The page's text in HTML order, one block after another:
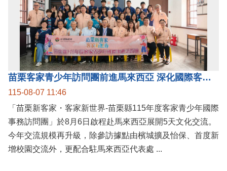
苗栗客家青少年訪問團前進馬來西亞 深化國際客家文化交流
115-08-07 11:46
「苗栗新客家・客家新世界-苗栗縣115年度客家青少年國際
事務訪問團」於8月6日啟程赴馬來西亞展開5天文化交流。
今年交流規模再升級，除參訪據點由檳城擴及怡保、首度新
增校園交流外，更配合駐馬來西亞代表處 ...